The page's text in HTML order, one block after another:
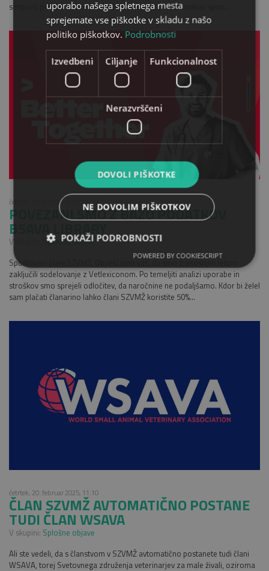
simpozij privabil več kot 400 udeležencev in predstavnikov spon...
četrtek, 20. februar 2025, 11:22
POVEZANI SMO Z BAZO PODATKOV
BSAVA LIBRARY
V skupini:
Splošne objave
Spoštovani člani SZVMŽ, Obveščamo vas, da smo z letošnjim letom
zaključili sodelovanje z Vetlexiconom. Po temeljiti analizi uporabe in
stroškov smo sprejeli odločitev, da naročnine ne podaljšamo. Kdor bi želel
sam plačati članarino lahko člani SZVMŽ koristite 50%...
četrtek, 20. februar 2025, 11:10
ČLAN SZVMŽ AVTOMATIČNO POSTANE
TUDI ČLAN WSAVA
V skupini: Splošne objave
Ali ste vedeli, da s članstvom v SZVMŽ avtomatično postanete tudi člani
WSAVA, torej Svetovnega združenja veterinarjev za male živali, oziroma
uporabo našega spletnega mesta
sprejemate vse piškotke v skladu z našo
politiko piškotkov. Podrobnosti
Izvedbeni Ciljanje Funkcionalnost
Nerazvrščeni
DOVOLI PIŠKOTKE
NE DOVOLIM PIŠKOTKOV
POKAŽI PODROBNOSTI
POWERED BY COOKIESCRIPT